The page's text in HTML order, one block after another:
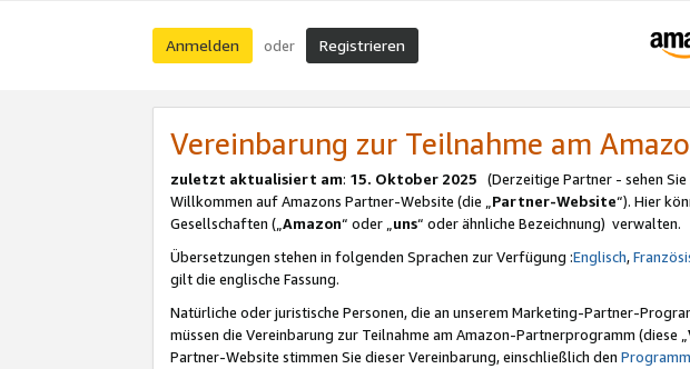
Anmelden oder Registrieren
Vereinbarung zur Teilnahme am
zuletzt aktualisiert am: 15. Oktober 2025 (Derzeitige Partner - sehen Sie
Willkommen auf Amazons Partner-Website (die „Partner-Website“). Hier
Gesellschaften („Amazon“ oder „uns“ oder ähnliche Bezeichnung) verwalten.
Übersetzungen stehen in folgenden Sprachen zur Verfügung :Englisch,
gilt die englische Fassung.
Natürliche oder juristische Personen, die an unserem Marketing-Partner-
müssen die Vereinbarung zur Teilnahme am Amazon-Partnerprogramm (diese „
Partner-Website stimmen Sie dieser Vereinbarung, einschließlich den